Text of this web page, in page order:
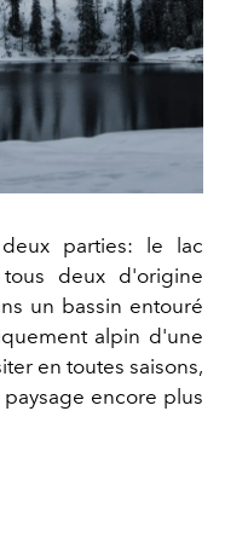
parties: le lac
deux d'origine
un bassin entouré
alpin d'une
en toutes saisons,
encore plus